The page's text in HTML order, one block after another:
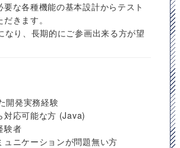
要な各種機能の基本設計からテスト
きます。
なり、長期的にご参画出来る方が望
開発実務経験
対応可能な方 (Java)
験者
ュニケーションが問題無い方